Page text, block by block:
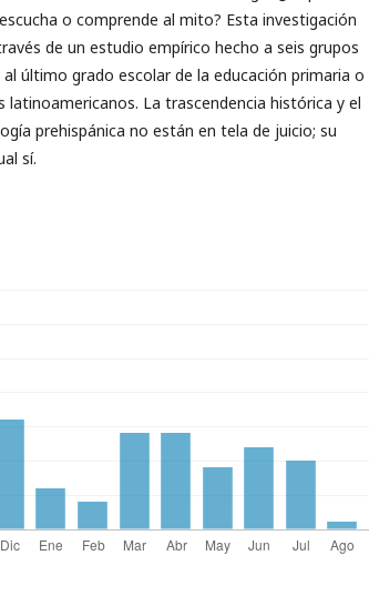
o comprende al mito? Esta investigación
de un estudio empírico hecho a seis grupos
último grado escolar de la educación primaria o
latinoamericanos. La trascendencia histórica y el
prehispánica no están en tela de juicio; su
sí.